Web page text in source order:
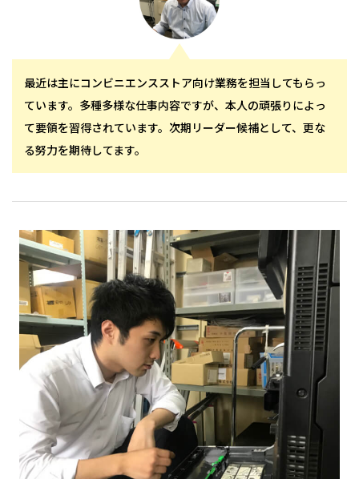
最近は主にコンビニエンスストア向け業務を担当してもらっ
ています。多種多様な仕事内容ですが、本人の頑張りによっ
て要領を習得されています。次期リーダー候補として、更な
る努力を期待してます。